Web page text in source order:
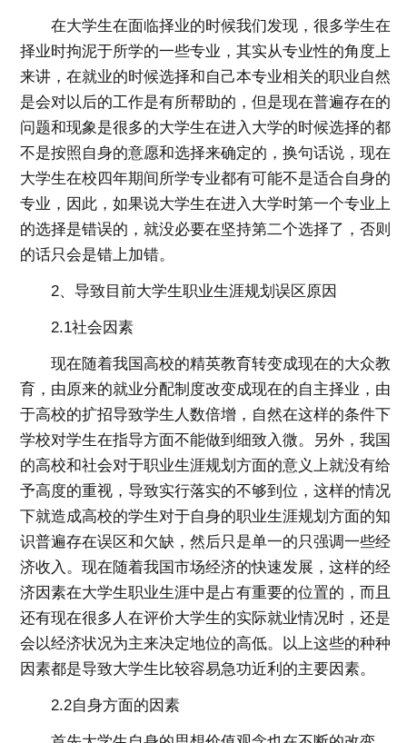
在大学生在面临择业的时候我们发现，很多学生在
择业时拘泥于所学的一些专业，其实从专业性的角度上
来讲，在就业的时候选择和自己本专业相关的职业自然
是会对以后的工作是有所帮助的，但是现在普遍存在的
问题和现象是很多的大学生在进入大学的时候选择的都
不是按照自身的意愿和选择来确定的，换句话说，现在
大学生在校四年期间所学专业都有可能不是适合自身的
专业，因此，如果说大学生在进入大学时第一个专业上
的选择是错误的，就没必要在坚持第二个选择了，否则
的话只会是错上加错。
2、导致目前大学生职业生涯规划误区原因
2.1社会因素
现在随着我国高校的精英教育转变成现在的大众教
育，由原来的就业分配制度改变成现在的自主择业，由
于高校的扩招导致学生人数倍增，自然在这样的条件下
学校对学生在指导方面不能做到细致入微。另外，我国
的高校和社会对于职业生涯规划方面的意义上就没有给
予高度的重视，导致实行落实的不够到位，这样的情况
下就造成高校的学生对于自身的职业生涯规划方面的知
识普遍存在误区和欠缺，然后只是单一的只强调一些经
济收入。现在随着我国市场经济的快速发展，这样的经
济因素在大学生职业生涯中是占有重要的位置的，而且
还有现在很多人在评价大学生的实际就业情况时，还是
会以经济状况为主来决定地位的高低。以上这些的种种
因素都是导致大学生比较容易急功近利的主要因素。
2.2自身方面的因素